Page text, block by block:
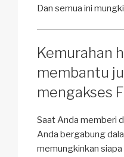
Dan semua ini
Kemurahan
membantu
mengakses
Saat Anda memberi
Anda bergabung
memungkinkan siapa